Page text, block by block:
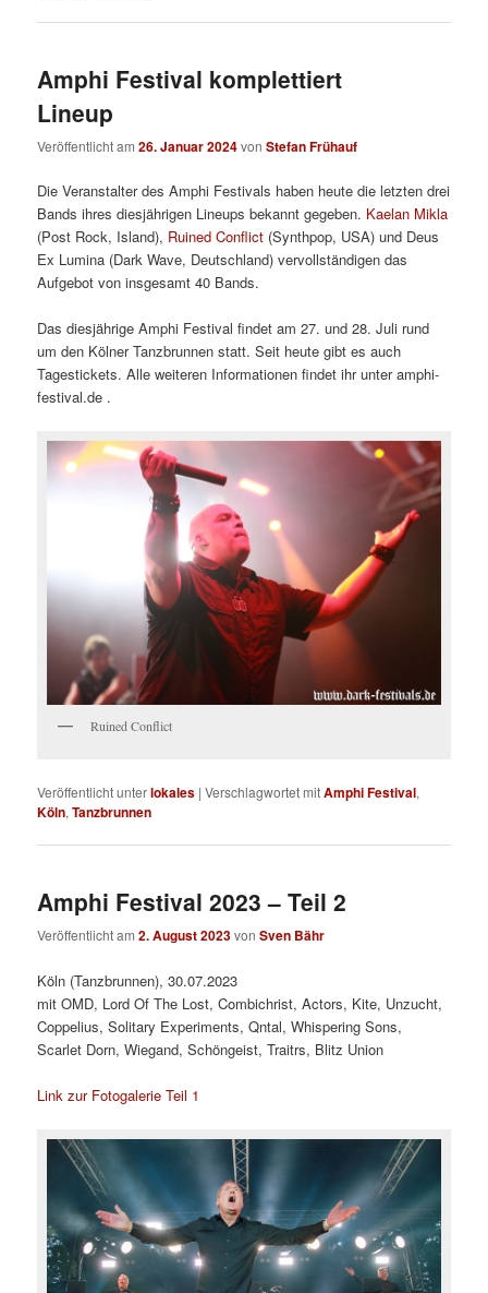
Amphi Festival komplettiert
Lineup
Veröffentlicht am26. Januar 2024vonStefan Frühauf
Die Veranstalter des Amphi Festivals haben heute die letzten drei
Bands ihres diesjährigen Lineups bekannt gegeben. Kaelan Mikla
(Post Rock, Island), Ruined Conflict (Synthpop, USA) und Deus
Ex Lumina (Dark Wave, Deutschland) vervollständigen das
Aufgebot von insgesamt 40 Bands.
Das diesjährige Amphi Festival findet am 27. und 28. Juli rund
um den Kölner Tanzbrunnen statt. Seit heute gibt es auch
Tagestickets. Alle weiteren Informationen findet ihr unter amphi-
festival.de .
Ruined Conflict
Veröffentlicht unterlokales |Verschlagwortet mitAmphi Festival,
Köln,Tanzbrunnen
Amphi Festival 2023 – Teil 2
Veröffentlicht am2. August 2023vonSven Bähr
Köln (Tanzbrunnen), 30.07.2023
mit OMD, Lord Of The Lost, Combichrist, Actors, Kite, Unzucht,
Coppelius, Solitary Experiments, Qntal, Whispering Sons,
Scarlet Dorn, Wiegand, Schöngeist, Traitrs, Blitz Union
Link zur Fotogalerie Teil 1